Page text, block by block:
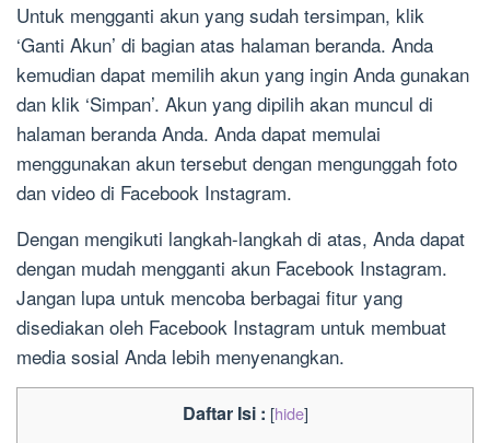
Untuk mengganti akun yang sudah tersimpan, klik
‘Ganti Akun’ di bagian atas halaman beranda. Anda
kemudian dapat memilih akun yang ingin Anda gunakan
dan klik ‘Simpan’. Akun yang dipilih akan muncul di
halaman beranda Anda. Anda dapat memulai
menggunakan akun tersebut dengan mengunggah foto
dan video di Facebook Instagram.
Dengan mengikuti langkah-langkah di atas, Anda dapat
dengan mudah mengganti akun Facebook Instagram.
Jangan lupa untuk mencoba berbagai fitur yang
disediakan oleh Facebook Instagram untuk membuat
media sosial Anda lebih menyenangkan.
Daftar Isi : [hide]